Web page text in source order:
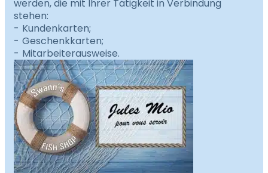
werden, die mit Ihrer Tätigkeit in Verbindung
stehen:
Kundenkarten;
Geschenkkarten;
Mitarbeiterausweise.